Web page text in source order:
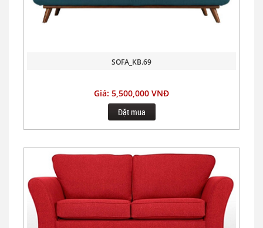
SOFA_KB.69
Giá: 5,500,000 VNĐ
Đặt mua